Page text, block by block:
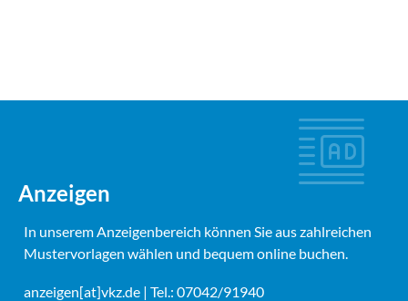
Anzeigen
In unserem Anzeigenbereich können Sie aus zahlreichen
Mustervorlagen wählen und bequem online buchen.
anzeigen[at]vkz.de | Tel.: 07042/91940